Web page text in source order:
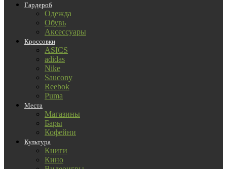
Гардероб
Одежда
Обувь
Аксессуары
Кроссовки
ASICS
adidas
Nike
Saucony
Reebok
Puma
Места
Магазины
Бары
Кофейни
Культура
Книги
Кино